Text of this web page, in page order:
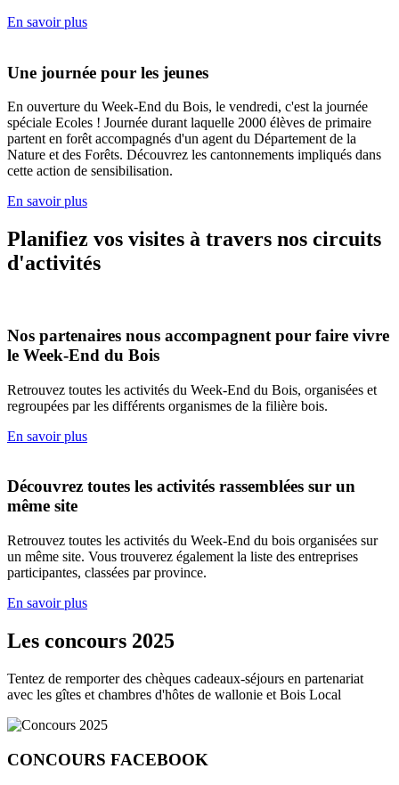
En savoir plus
Une journée pour les jeunes
En ouverture du Week-End du Bois, le vendredi, c'est la journée
spéciale Ecoles ! Journée durant laquelle 2000 élèves de primaire
partent en forêt accompagnés d'un agent du Département de la
Nature et des Forêts. Découvrez les cantonnements impliqués dans
cette action de sensibilisation.
En savoir plus
Planifiez vos visites à travers nos circuits
d'activités
Nos partenaires nous accompagnent pour faire vivre
le Week-End du Bois
Retrouvez toutes les activités du Week-End du Bois, organisées et
regroupées par les différents organismes de la filière bois.
En savoir plus
Découvrez toutes les activités rassemblées sur un
même site
Retrouvez toutes les activités du Week-End du bois organisées sur
un même site. Vous trouverez également la liste des entreprises
participantes, classées par province.
En savoir plus
Les concours 2025
Tentez de remporter des chèques cadeaux-séjours en partenariat
avec les gîtes et chambres d'hôtes de wallonie et Bois Local
CONCOURS FACEBOOK